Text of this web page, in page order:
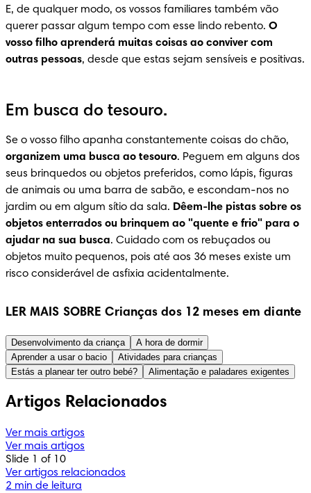
E, de qualquer modo, os vossos familiares também vão
querer passar algum tempo com esse lindo rebento. O
vosso filho aprenderá muitas coisas ao conviver com
outras pessoas, desde que estas sejam sensíveis e positivas.
Em busca do tesouro.
organizem uma busca ao tesouro. Peguem em alguns dos
seus brinquedos ou objetos preferidos, como lápis, figuras
de animais ou uma barra de sabão, e escondam-nos no
jardim ou em algum sítio da sala. Dêem-lhe pistas sobre os
objetos enterrados ou brinquem ao "quente e frio" para o
ajudar na sua busca. Cuidado com os rebuçados ou
objetos muito pequenos, pois até aos 36 meses existe um
risco considerável de asfixia acidentalmente.
LER MAIS SOBRE Crianças dos 12 meses em diante
Desenvolvimento da criança
A hora de dormir
Aprender a usar o bacio
Atividades para crianças
Estás a planear ter outro bebé?
Alimentação e paladares exigentes
Artigos Relacionados
Ver mais artigos
Ver mais artigos
Slide 1 of 10
Ver artigos relacionados
2 min de leitura